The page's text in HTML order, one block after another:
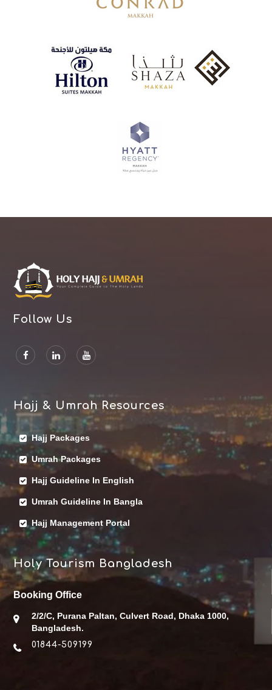
Follow Us
Hajj & Umrah Resources
Hajj Packages
Umrah Packages
Hajj Guideline In English
Umrah Guideline In Bangla
Hajj Management Portal
Holy Tourism Bangladesh
Booking Office
2/2/C, Purana Paltan, Culvert Road, Dhaka 1000,
Bangladesh.
01844-509199